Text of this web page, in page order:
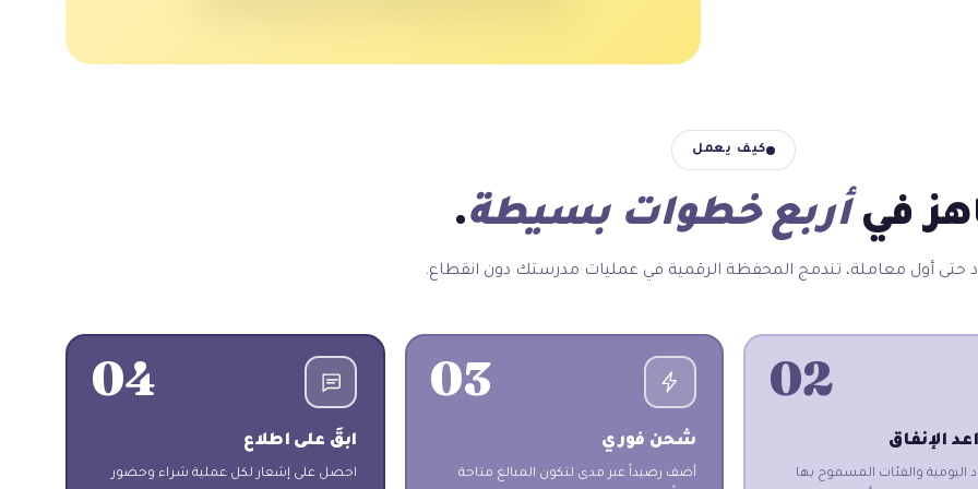
كيف يعمل
في أربع خطوات بسيطة.
حتى أول معاملة، تندمج المحفظة الرقمية في عمليات مدرستك دون انقطاع.
02
الإنفاق
اليومية والفئات المسموح بها
03
شحن فوري
أضف رصيداً عبر مدى لتكون المبالغ متاحة
04
ابقَ على اطلاع
احصل على إشعار لكل عملية شراء وحضور